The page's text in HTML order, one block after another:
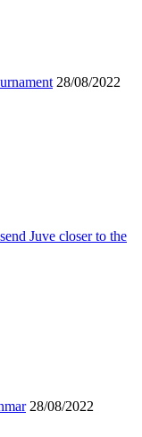
28/08/2022
Juve closer to the
28/08/2022